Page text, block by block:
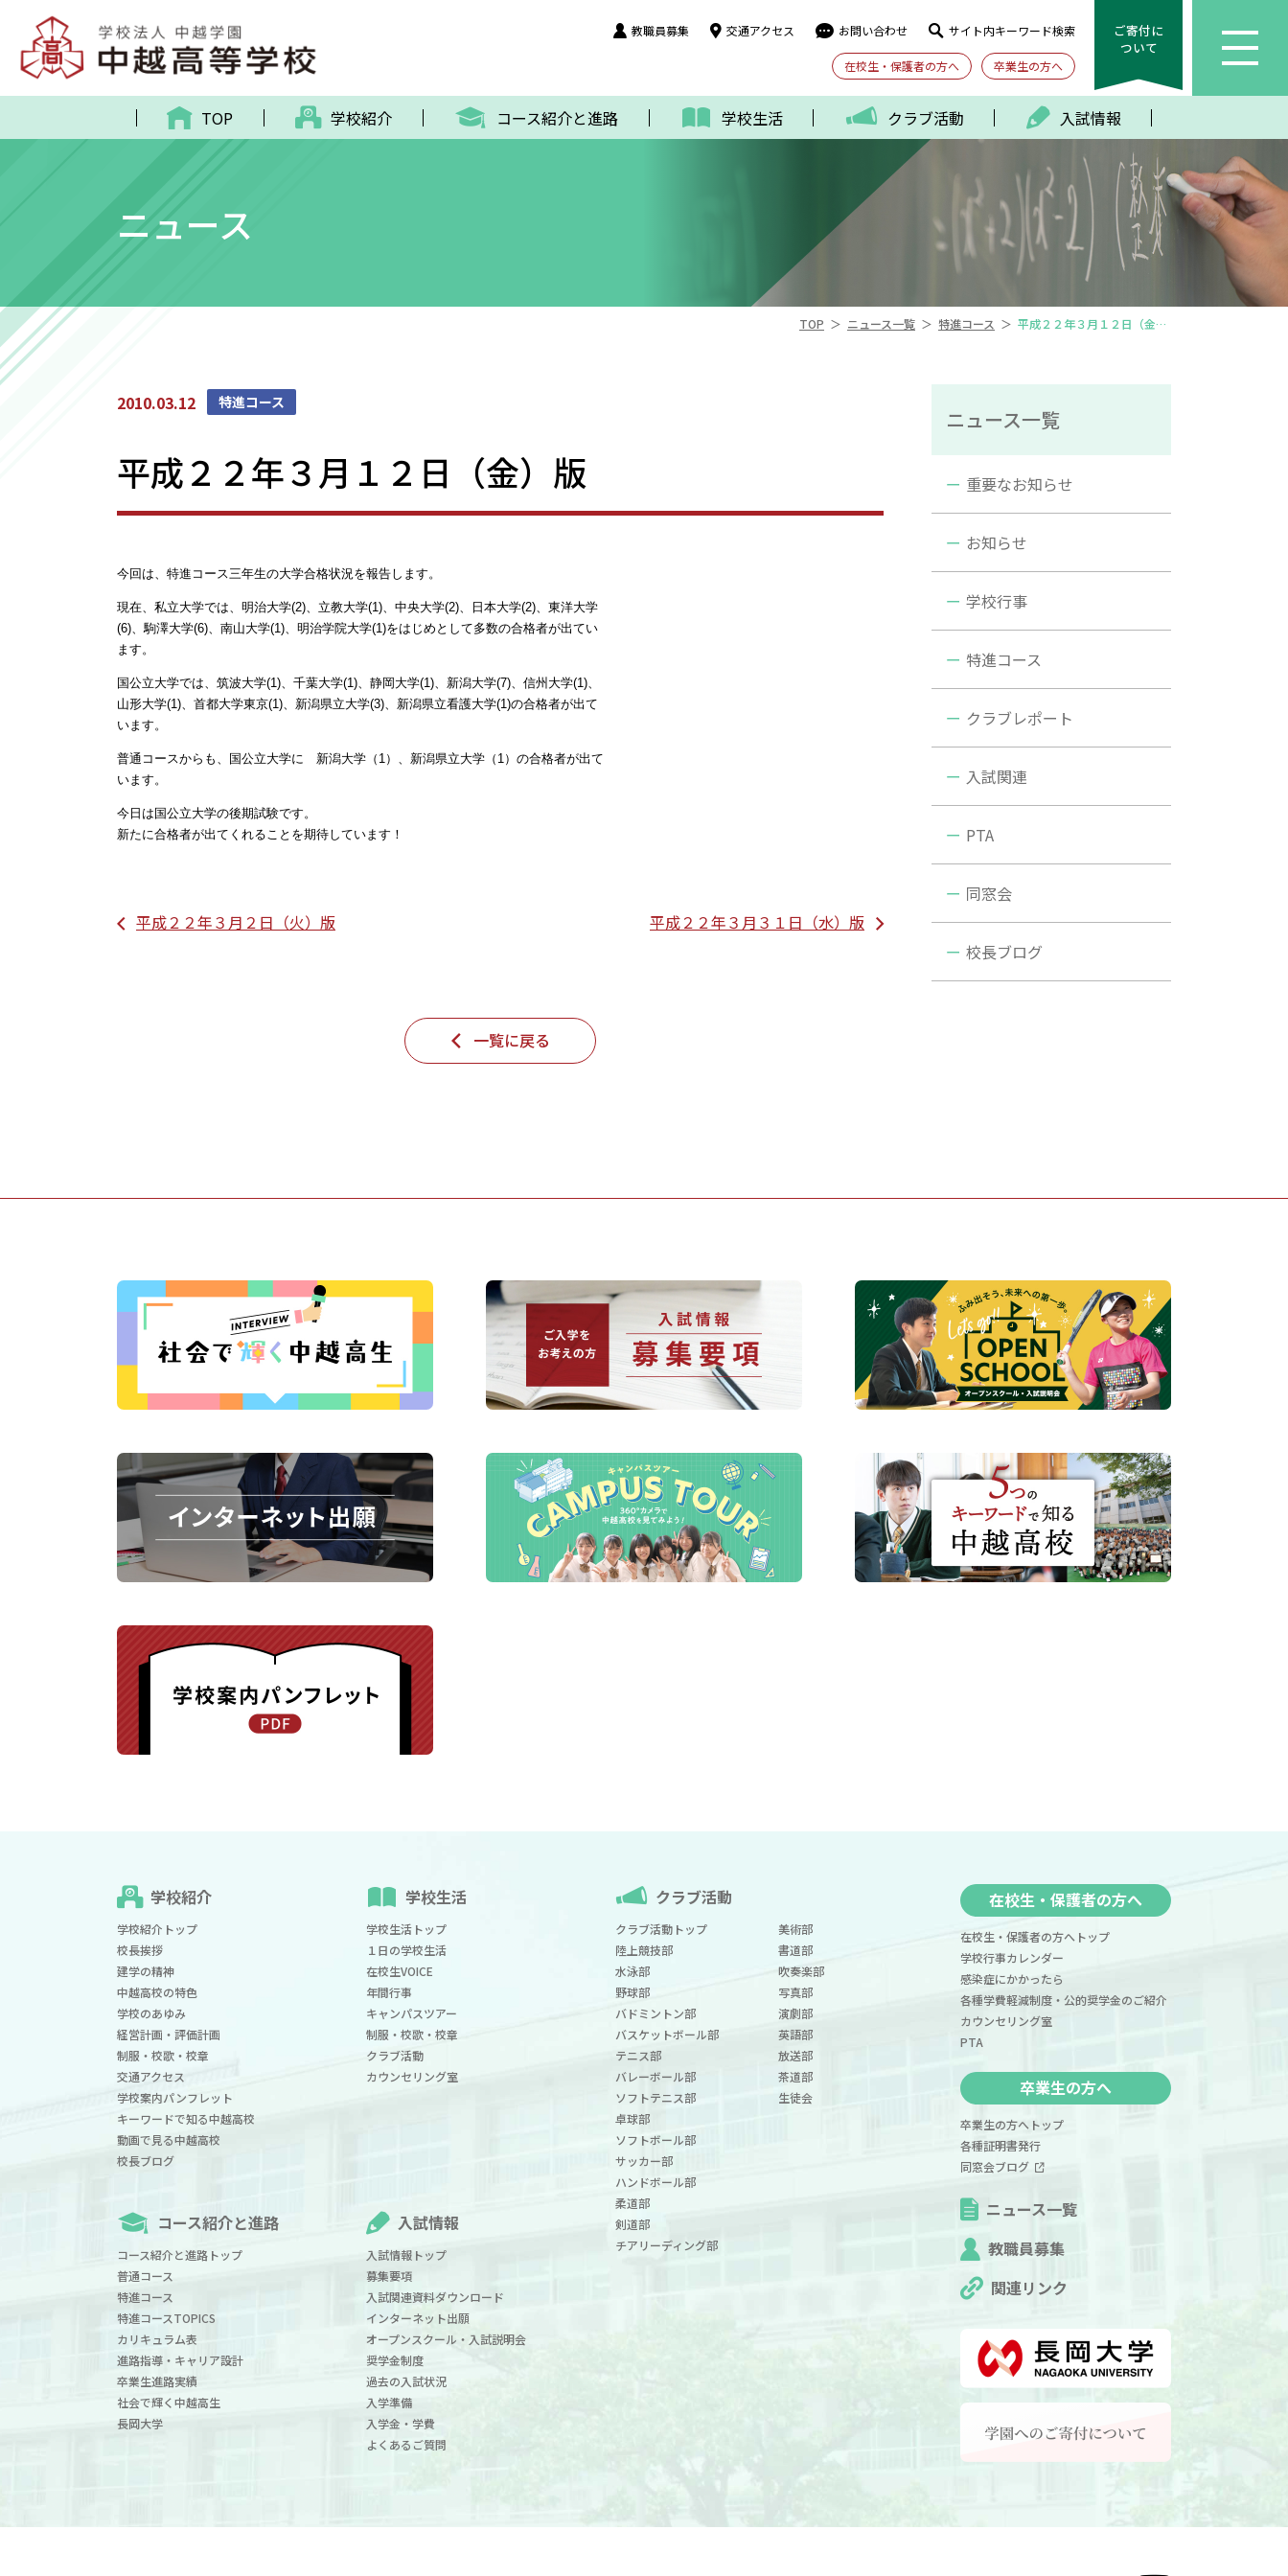
教職員募集 交通アクセス お問い合わせ サイト内キーワード検索
在校生・保護者の方へ 卒業生の方へ
ご寄付に
ついて
TOP 学校紹介 コース紹介と進路 学校生活 クラブ活動 入試情報
ニュース
TOP ＞ ニュース一覧 ＞ 特進コース ＞ 平成２２年３月１２日（金）版
2010.03.12 特進コース
平成２２年３月１２日（金）版
今回は、特進コース三年生の大学合格状況を報告します。
現在、私立大学では、明治大学(2)、立教大学(1)、中央大学(2)、日本大学(2)、東洋大学
(6)、駒澤大学(6)、南山大学(1)、明治学院大学(1)をはじめとして多数の合格者が出てい
ます。
国公立大学では、筑波大学(1)、千葉大学(1)、静岡大学(1)、新潟大学(7)、信州大学(1)、
山形大学(1)、首都大学東京(1)、新潟県立大学(3)、新潟県立看護大学(1)の合格者が出て
います。
普通コースからも、国公立大学に 新潟大学（1）、新潟県立大学（1）の合格者が出て
います。
今日は国公立大学の後期試験です。
新たに合格者が出てくれることを期待しています！
平成２２年３月２日（火）版 平成２２年３月３１日（水）版
一覧に戻る
ニュース一覧
重要なお知らせ
お知らせ
学校行事
特進コース
クラブレポート
入試関連
PTA
同窓会
校長ブログ
学校紹介
学校紹介トップ
校長挨拶
建学の精神
中越高校の特色
学校のあゆみ
経営計画・評価計画
制服・校歌・校章
交通アクセス
学校案内パンフレット
キーワードで知る中越高校
動画で見る中越高校
校長ブログ
学校生活
学校生活トップ
１日の学校生活
在校生VOICE
年間行事
キャンパスツアー
制服・校歌・校章
クラブ活動
カウンセリング室
コース紹介と進路
コース紹介と進路トップ
普通コース
特進コース
特進コースTOPICS
カリキュラム表
進路指導・キャリア設計
卒業生進路実績
社会で輝く中越高生
長岡大学
入試情報
入試情報トップ
募集要項
入試関連資料ダウンロード
インターネット出願
オープンスクール・入試説明会
奨学金制度
過去の入試状況
入学準備
入学金・学費
よくあるご質問
クラブ活動
クラブ活動トップ
陸上競技部
水泳部
野球部
バドミントン部
バスケットボール部
テニス部
バレーボール部
ソフトテニス部
卓球部
ソフトボール部
サッカー部
ハンドボール部
柔道部
剣道部
チアリーディング部
美術部
書道部
吹奏楽部
写真部
演劇部
英語部
放送部
茶道部
生徒会
在校生・保護者の方へ
在校生・保護者の方へトップ
学校行事カレンダー
感染症にかかったら
各種学費軽減制度・公的奨学金のご紹介
カウンセリング室
PTA
卒業生の方へ
卒業生の方へトップ
各種証明書発行
同窓会ブログ
ニュース一覧
教職員募集
関連リンク